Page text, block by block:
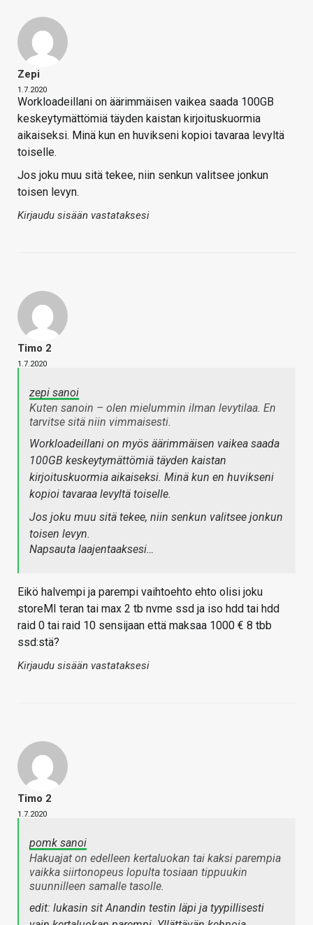
Zepi
1.7.2020
Workloadeillani on äärimmäisen vaikea saada 100GB
keskeytymättömiä täyden kaistan kirjoituskuormia
aikaiseksi. Minä kun en huvikseni kopioi tavaraa levyltä
toiselle.
Jos joku muu sitä tekee, niin senkun valitsee jonkun
toisen levyn.
Kirjaudu sisään vastataksesi
Timo 2
1.7.2020
zepi sanoi
Kuten sanoin – olen mielummin ilman levytilaa. En
tarvitse sitä niin vimmaisesti.
Workloadeillani on myös äärimmäisen vaikea saada
100GB keskeytymättömiä täyden kaistan
kirjoituskuormia aikaiseksi. Minä kun en huvikseni
kopioi tavaraa levyltä toiselle.
Jos joku muu sitä tekee, niin senkun valitsee jonkun
toisen levyn.
Napsauta laajentaaksesi…
Eikö halvempi ja parempi vaihtoehto ehto olisi joku
storeMI teran tai max 2 tb nvme ssd ja iso hdd tai hdd
raid 0 tai raid 10 sensijaan että maksaa 1000 € 8 tbb
ssd:stä?
Kirjaudu sisään vastataksesi
Timo 2
1.7.2020
pomk sanoi
Hakuajat on edelleen kertaluokan tai kaksi parempia
vaikka siirtonopeus lopulta tosiaan tippuukin
suunnilleen samalle tasolle.
edit: lukasin sit Anandin testin läpi ja tyypillisesti